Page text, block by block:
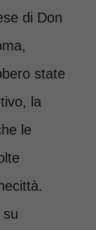
di Don
state
la
le
su